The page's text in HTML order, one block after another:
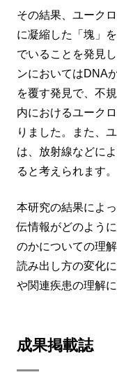
その結果、ユーク
に凝縮した「塊」
でいることを発見
ンにおいてはDNA
を覆す発見で、不
内におけるユーク
りました。また、
は、放射線などに
ると考えられます。
本研究の結果によ
伝情報がどのよう
のかについての理
読み出し方の変化
や関連疾患の理解
成果掲載誌